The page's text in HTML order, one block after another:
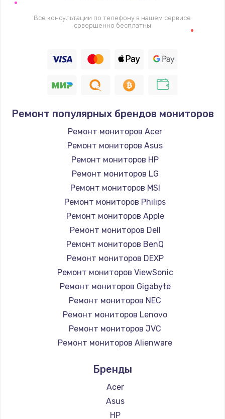
Заказать
Настройка BIOS
Заказать
Ремонт подсветки
1150 руб.
Заказать
1320 руб.
Заказать
Чистка от пыли
990 руб.
Заказать
Замена жесткого диска
875 руб.
Заказать
Установка драйверов
Заказать
Замена вебкамеры
Все консультации по телефону в нашем сервисе
совершенно бесплатны
Ремонт популярных брендов мониторов
Ремонт мониторов Acer
Ремонт мониторов Asus
Ремонт мониторов HP
Ремонт мониторов LG
Ремонт мониторов MSI
Ремонт мониторов Philips
Ремонт мониторов Apple
Ремонт мониторов Dell
Ремонт мониторов BenQ
Ремонт мониторов DEXP
Ремонт мониторов ViewSonic
Ремонт мониторов Gigabyte
Ремонт мониторов NEC
Ремонт мониторов Lenovo
Ремонт мониторов JVC
Ремонт мониторов Alienware
Ремонт мониторов Thunderobot
Ремонт мониторов Hisense
Ремонт мониторов АОС
Ремонт мониторов Ardor
Бренды
Acer
Asus
HP